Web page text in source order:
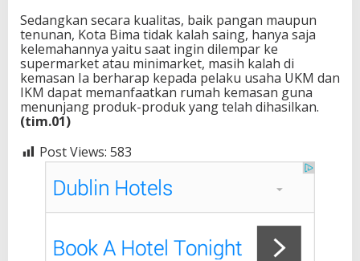
Sedangkan secara kualitas, baik pangan maupun
tenunan, Kota Bima tidak kalah saing, hanya saja
kelemahannya yaitu saat ingin dilempar ke
supermarket atau minimarket, masih kalah di
kemasan Ia berharap kepada pelaku usaha UKM dan
IKM dapat memanfaatkan rumah kemasan guna
menunjang produk-produk yang telah dihasilkan.
(tim.01)
Post Views: 583